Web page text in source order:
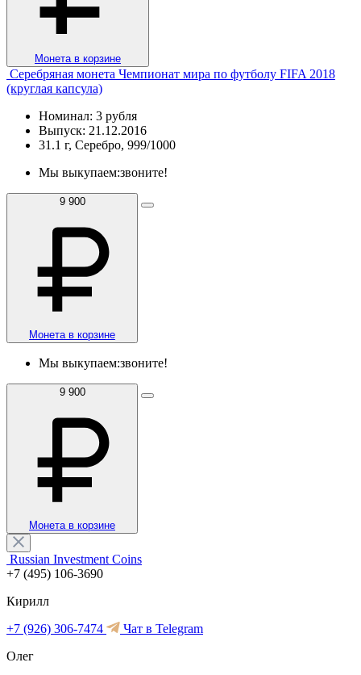
Монета в корзине
Серебряная монета Чемпионат мира по футболу FIFA 2018
(круглая капсула)
Номинал: 3 рубля
Выпуск: 21.12.2016
31.1 г, Серебро, 999/1000
Мы выкупаем:звоните!
9 900
Монета в корзине
Мы выкупаем:звоните!
9 900
Монета в корзине
Russian Investment Coins
+7 (495) 106-3690
Кирилл
+7 (926) 306-7474
Чат в Telegram
Олег